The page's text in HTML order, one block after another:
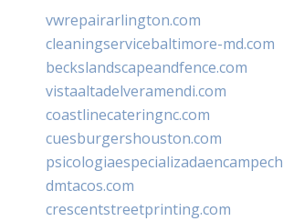
vwrepairarlington.com
cleaningservicebaltimore-md.com
beckslandscapeandfence.com
vistaaltadelveramendi.com
coastlinecateringnc.com
cuesburgershouston.com
dmtacos.com
crescentstreetprinting.com